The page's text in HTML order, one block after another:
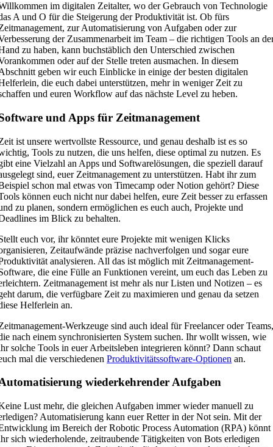
im digitalen Zeitalter, wo der Gebrauch von Technologie
A und O für die Steigerung der Produktivität ist. Ob fürs
zur Automatisierung von Aufgaben oder zur
der Zusammenarbeit im Team – die richtigen Tools an
zu haben, kann buchstäblich den Unterschied zwischen
oder auf der Stelle treten ausmachen. In diesem
geben wir euch Einblicke in einige der besten digitalen
die euch dabei unterstützen, mehr in weniger Zeit zu
und euren Workflow auf das nächste Level zu heben.
und Apps für Zeitmanagement
ist unsere wertvollste Ressource, und genau deshalb ist es so
Tools zu nutzen, die uns helfen, diese optimal zu nutzen. Es
eine Vielzahl an Apps und Softwarelösungen, die speziell darauf
sind, euer Zeitmanagement zu unterstützen. Habt ihr zum
schon mal etwas von Timecamp oder Notion gehört? Diese
können euch nicht nur dabei helfen, eure Zeit besser zu erfassen
zu planen, sondern ermöglichen es euch auch, Projekte und
im Blick zu behalten.
euch vor, ihr könntet eure Projekte mit wenigen Klicks
Zeitaufwände präzise nachverfolgen und sogar eure
analysieren. All das ist möglich mit Zeitmanagement-
die eine Fülle an Funktionen vereint, um euch das Leben zu
Zeitmanagement ist mehr als nur Listen und Notizen – es
darum, die verfügbare Zeit zu maximieren und genau da setzen
Helferlein an.
Werkzeuge sind auch ideal für Freelancer oder
nach einem synchronisierten System suchen. Ihr wollt wissen, wie
solche Tools in euer Arbeitsleben integrieren könnt? Dann schaut
mal die verschiedenenProduktivitätssoftware-Optionen an.
wiederkehrender Aufgaben
Lust mehr, die gleichen Aufgaben immer wieder manuell zu
Automatisierung kann euer Retter in der Not sein. Mit der
im Bereich der Robotic Process Automation (RPA) könnt
sich wiederholende, zeitraubende Tätigkeiten von Bots erledigen